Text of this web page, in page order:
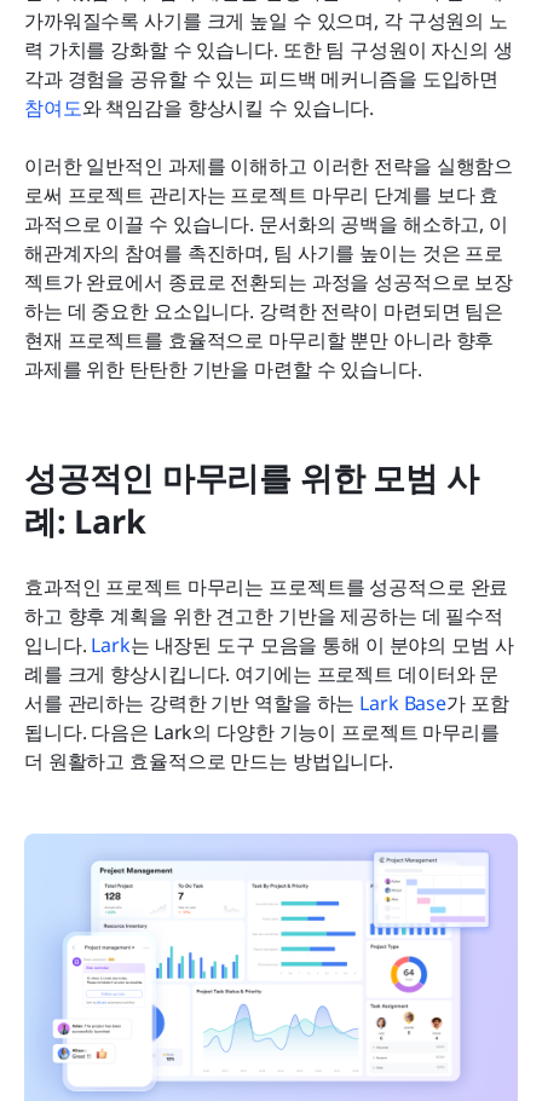
가까워질수록 사기를 크게 높일 수 있으며, 각 구성원의 노
력 가치를 강화할 수 있습니다. 또한 팀 구성원이 자신의 생
참여도와 책임감을 향상시킬 수 있습니다.
이러한 일반적인 과제를 이해하고 이러한 전략을 실행함으
로써 프로젝트 관리자는 프로젝트 마무리 단계를 보다 효
과적으로 이끌 수 있습니다. 문서화의 공백을 해소하고, 이
해관계자의 참여를 촉진하며, 팀 사기를 높이는 것은 프로
젝트가 완료에서 종료로 전환되는 과정을 성공적으로 보장
하는 데 중요한 요소입니다. 강력한 전략이 마련되면 팀은
현재 프로젝트를 효율적으로 마무리할 뿐만 아니라 향후
과제를 위한 탄탄한 기반을 마련할 수 있습니다.
성공적인 마무리를 위한 모범 사
례: Lark
효과적인 프로젝트 마무리는 프로젝트를 성공적으로 완료
하고 향후 계획을 위한 견고한 기반을 제공하는 데 필수적
입니다. Lark는 내장된 도구 모음을 통해 이 분야의 모범 사
례를 크게 향상시킵니다. 여기에는 프로젝트 데이터와 문
서를 관리하는 강력한 기반 역할을 하는 Lark Base가 포함
됩니다. 다음은 Lark의 다양한 기능이 프로젝트 마무리를
더 원활하고 효율적으로 만드는 방법입니다.